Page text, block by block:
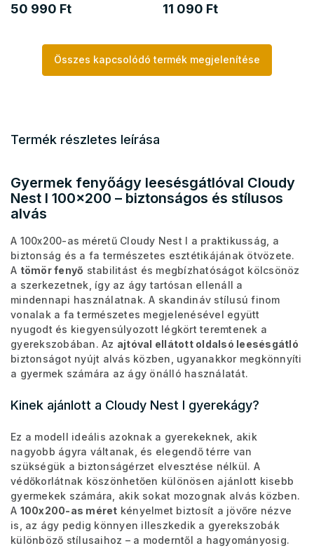
50 990 Ft 11 090 Ft
Összes kapcsolódó termék megjelenítése
Termék részletes leírása
Gyermek fenyőágy leesésgátlóval Cloudy
Nest I 100x200 – biztonságos és stílusos
alvás
A 100x200-as méretű Cloudy Nest I a praktikusság, a
biztonság és a fa természetes esztétikájának ötvözete.
A tömör fenyő stabilitást és megbízhatóságot kölcsönöz
a szerkezetnek, így az ágy tartósan ellenáll a
mindennapi használatnak. A skandináv stílusú finom
vonalak a fa természetes megjelenésével együtt
nyugodt és kiegyensúlyozott légkört teremtenek a
gyerekszobában. Az ajtóval ellátott oldalsó leesésgátló
biztonságot nyújt alvás közben, ugyanakkor megkönnyíti
a gyermek számára az ágy önálló használatát.
Kinek ajánlott a Cloudy Nest I gyerekágy?
Ez a modell ideális azoknak a gyerekeknek, akik
nagyobb ágyra váltanak, és elegendő térre van
szükségük a biztonságérzet elvesztése nélkül. A
védőkorlátnak köszönhetően különösen ajánlott kisebb
gyermekek számára, akik sokat mozognak alvás közben.
A 100x200-as méret kényelmet biztosít a jövőre nézve
is, az ágy pedig könnyen illeszkedik a gyerekszobák
különböző stílusaihoz – a moderntől a hagyományosig.